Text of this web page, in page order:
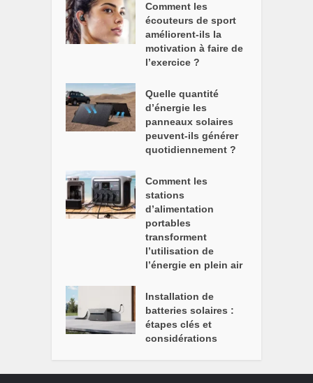
Comment les
écouteurs de sport
améliorent-ils la
motivation à faire de
l’exercice ?
Quelle quantité
d’énergie les
panneaux solaires
peuvent-ils générer
quotidiennement ?
Comment les
stations
d’alimentation
portables
transforment
l’utilisation de
l’énergie en plein air
Installation de
batteries solaires :
étapes clés et
considérations